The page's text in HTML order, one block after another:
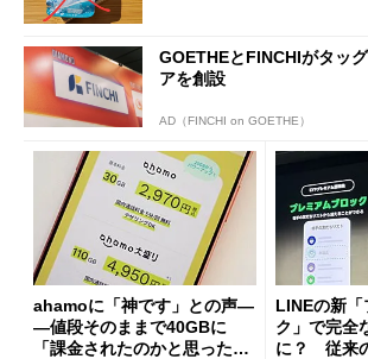
GOETHEとFINCHIがタッ
アを創設
AD（FINCHI on GOETHE）
ahamoに「神です」との声―
―値段そのままで40GBに
「課金されたのかと思った」
LINEの新「
ク」で完全
に？ 従来